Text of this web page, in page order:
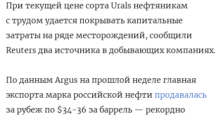
При текущей цене сорта Urals нефтяникам
с трудом удается покрывать капитальные
затраты на ряде месторождений, сообщили
Reuters два источника в добывающих компаниях.
По данным Argus на прошлой неделе главная
экспорта марка российской нефти продавалась
за рубеж по $34-36 за баррель — рекордно